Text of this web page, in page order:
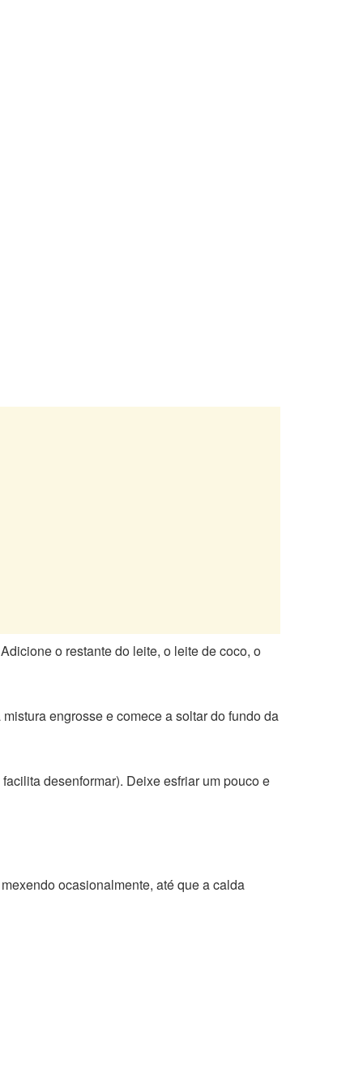
o restante do leite, o leite de coco, o
engrosse e comece a soltar do fundo da
desenformar). Deixe esfriar um pouco e
ocasionalmente, até que a calda